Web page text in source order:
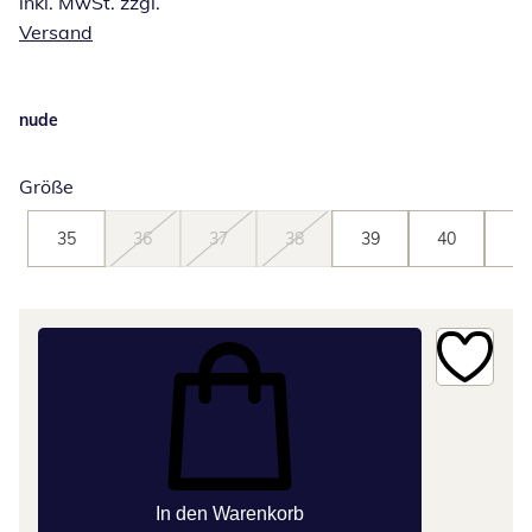
Versand
nude
Größe
35 36 37 38 39 40
In den Warenkorb